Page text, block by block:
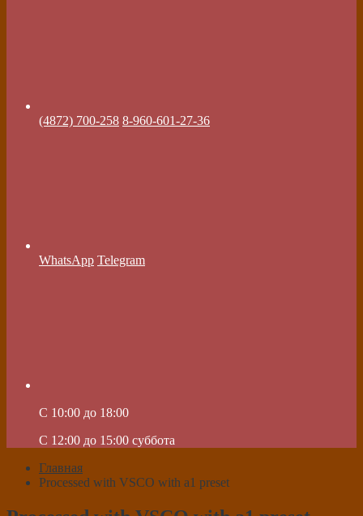
(4872) 700-258 8-960-601-27-36
WhatsApp Telegram
C 10:00 до 18:00
C 12:00 до 15:00 суббота
Главная
Processed with VSCO with a1 preset